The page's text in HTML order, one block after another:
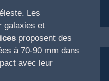
Les
galaxies et
proposent des
à 70-90 mm dans
avec leur